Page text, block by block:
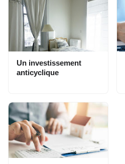
Un investissement
anticyclique